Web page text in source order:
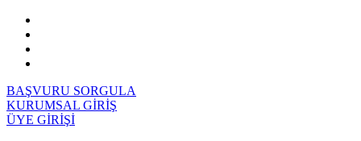
BAŞVURU SORGULA
KURUMSAL GİRİŞ
ÜYE GİRİŞİ